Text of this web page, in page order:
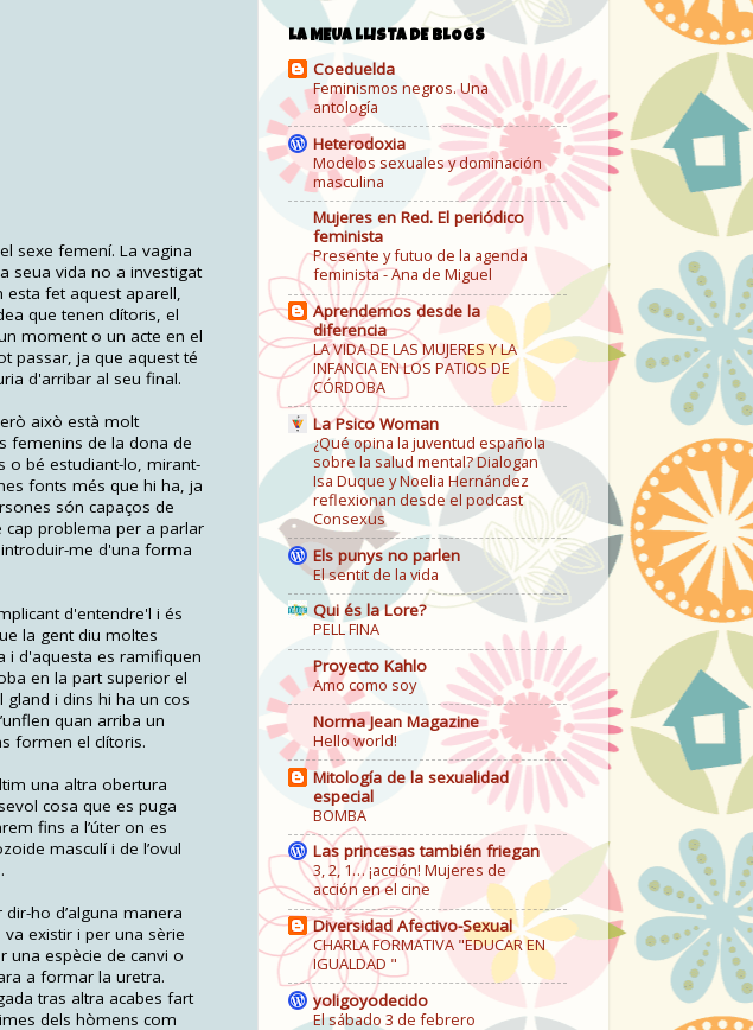
sexe femení. La vagina
seua vida no a investigat
fet aquest aparell,
que tenen clítoris, el
moment o un acte en el
passar, ja que aquest té
d'arribar al seu final.
això està molt
femenins de la dona de
o bé estudiant-lo, mirant-
fonts més que hi ha, ja
són capaços de
cap problema per a parlar
me d'una forma
d'entendre'l i és
la gent diu moltes
i d'aquesta es ramifiquen
en la part superior el
i dins hi ha un cos
quan arriba un
formen el clítoris.
una altra obertura
cosa que es puga
fins a l’úter on es
masculí i de l’ovul
ho d’alguna manera
existir i per una sèrie
una espècie de canvi o
a formar la uretra.
tras altra acabes fart
dels hòmens com
LA MEUA LLISTA DE BLOGS
Coeduelda
Feminismos negros. Una
antología
Heterodoxia
Modelos sexuales y dominación
masculina
Mujeres en Red. El periódico
feminista
Presente y futuo de la agenda
feminista - Ana de Miguel
Aprendemos desde la
diferencia
LA VIDA DE LAS MUJERES Y LA
INFANCIA EN LOS PATIOS DE
CÓRDOBA
La Psico Woman
¿Qué opina la juventud española
sobre la salud mental? Dialogan
Isa Duque y Noelia Hernández
reflexionan desde el podcast
Consexus
Els punys no parlen
El sentit de la vida
Qui és la Lore?
PELL FINA
Proyecto Kahlo
Amo como soy
Norma Jean Magazine
Hello world!
Mitología de la sexualidad
especial
BOMBA
Las princesas también friegan
3, 2, 1… ¡acción! Mujeres de
acción en el cine
Diversidad Afectivo-Sexual
CHARLA FORMATIVA "EDUCAR EN
IGUALDAD "
yoligoyodecido
El sábado 3 de febrero